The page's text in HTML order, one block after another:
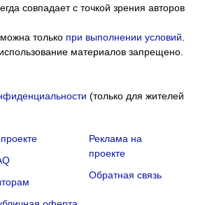
совпадает с точкой зрения авторов
только при выполнении условий
материалов запрещено.
(только для жителей
Реклама на
проекте
Обратная связь